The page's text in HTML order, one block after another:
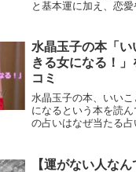
と基本運に加え、恋愛
水晶玉子の本「い
きる女になる！」
コミ
水晶玉子の本、いい
になるという本を読
の占いはなぜ当たる占
な部分について知る
水晶玉子の本や占い
ます。
【運がない人な